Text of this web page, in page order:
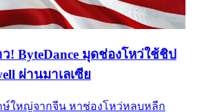
! ByteDance มุดช่องโหว่ใช้ชิป
ผ่านมาเลเซีย
ษ์ใหญ่จากจีน หาช่องโหว่หลบหลีก